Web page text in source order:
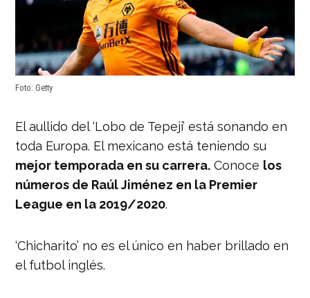
Foto: Getty
El aullido del ‘Lobo de Tepeji’ está sonando en
toda Europa. El mexicano está teniendo su
mejor temporada en su carrera. Conoce los
números de Raúl Jiménez en la Premier
League en la 2019/2020.
‘Chicharito’ no es el único en haber brillado en
el futbol inglés.